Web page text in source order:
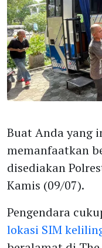
Buat Anda yang
memanfaatkan
disediakan
Kamis (09/07).
Pengendara
lokasi SIM